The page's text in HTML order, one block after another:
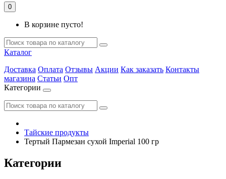
0
В корзине пусто!
Каталог
Доставка Оплата Отзывы Акции Как заказать Контакты
магазина Статьи Опт
Категории
Тайские продукты
Тертый Пармезан сухой Imperial 100 гр
Категории